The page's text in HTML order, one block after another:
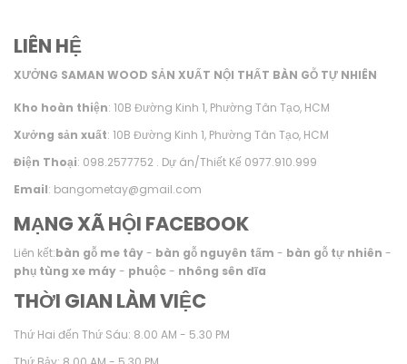
LIÊN HỆ
XƯỞNG SAMAN WOOD SẢN XUẤT NỘI THẤT BÀN GỖ TỰ NHIÊN
Kho hoàn thiện: 10B Đường Kinh 1, Phường Tân Tạo, HCM
Xưởng sản xuất: 10B Đường Kinh 1, Phường Tân Tạo, HCM
Điện Thoại: 098.2577752 . Dự án/Thiết Kế 0977.910.999
Email: bangometay@gmail.com
MẠNG XÃ HỘI FACEBOOK
Liên kết:bàn gỗ me tây- bàn gỗ nguyên tấm - bàn gỗ tự nhiên -
phụ tùng xe máy- phuộc- nhông sên dĩa
THỜI GIAN LÀM VIỆC
Thứ Hai đến Thứ Sáu: 8.00 AM - 5.30 PM